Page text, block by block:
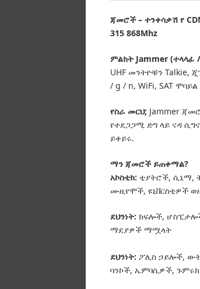
ጃመሮች – ተንቀሳቃሽ የ
315 868Mhz
ምልክት Jammer
UHF መንትዮቹን Talkie,
/ g / n, WiFi, SAT
የስራ መርህ; Jammer
የተደጋጋሚ ድግ ላይ ናዳ
ይቀይሩ.
ማን ጃመሮች ይጠቀማል?
አኮስቲክ: ቲያትሮች, ሲኒማ,
ሙዚየሞች, ዩኒቨርስቲዎች
ደህንነት: ክፍሎች,
ማደያዎች ማሟላት
ደህንነት: ፖሊስ ኃይሎች,
ባንኮች, ኤምባሲዎች,